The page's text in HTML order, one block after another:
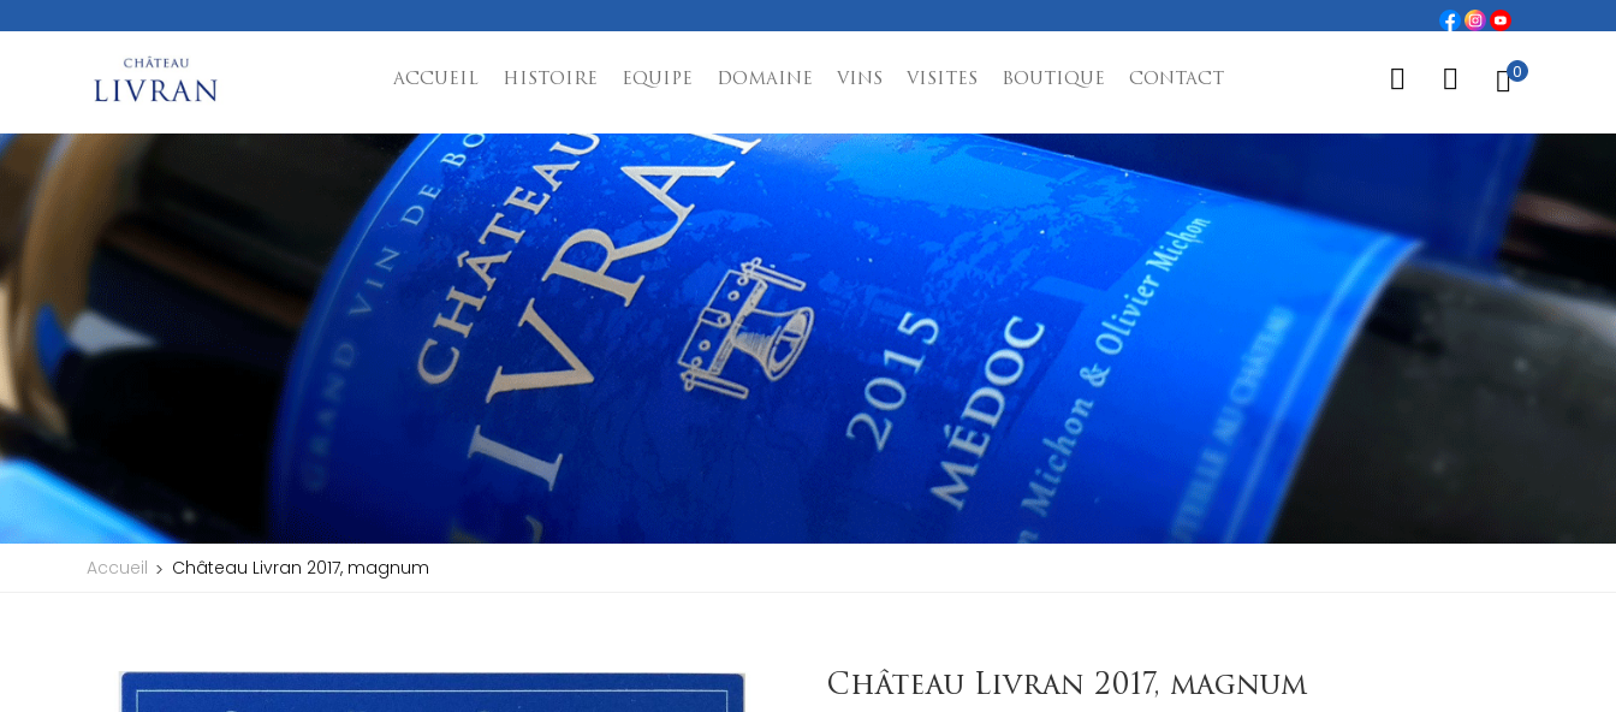
ACCUEIL HISTOIRE EQUIPE DOMAINE VINS VISITES BOUTIQUE CONTACT 0
Accueil Château Livran 2017, magnum
Château Livran 2017, magnum